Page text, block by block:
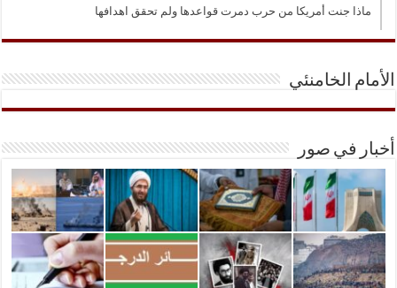
ماذا جنت أمريكا من حرب دمرت قواعدها ولم تحقق اهدافها
الأمام الخامنئي
أخبار في صور